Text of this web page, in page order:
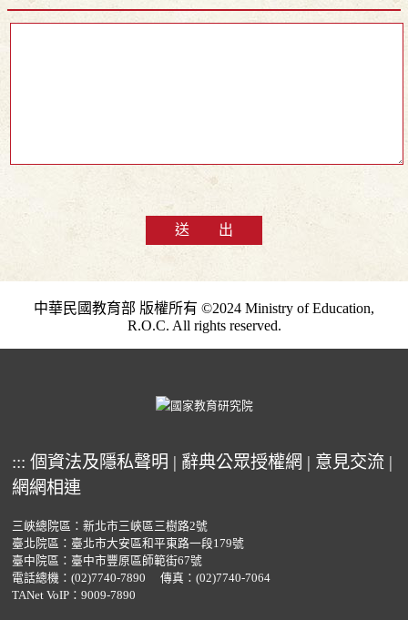
送 出
中華民國教育部 版權所有 ©2024 Ministry of Education,
R.O.C. All rights reserved.
::: 個資法及隱私聲明 | 辭典公眾授權網 | 意見交流 |
網網相連
三峽總院區：新北市三峽區三樹路2號
臺北院區：臺北市大安區和平東路一段179號
臺中院區：臺中市豐原區師範街67號
電話總機： (02)7740-7890
傳真：(02)7740-7064
TANet VoIP：9009-7890